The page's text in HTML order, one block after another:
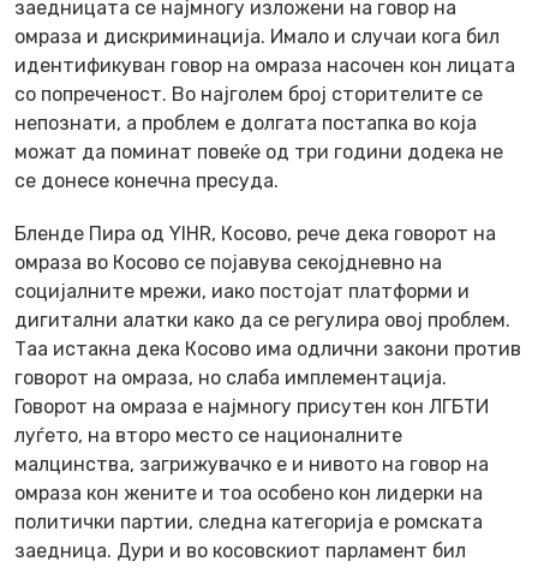
заедницата се најмногу изложени на говор на
омраза и дискриминација. Имало и случаи кога бил
идентификуван говор на омраза насочен кон лицата
со попреченост. Во најголем број сторителите се
непознати, а проблем е долгата постапка во која
можат да поминат повеќе од три години додека не
се донесе конечна пресуда.
Бленде Пира од YIHR, Косово, рече дека говорот на
омраза во Косово се појавува секојдневно на
социјалните мрежи, иако постојат платформи и
дигитални алатки како да се регулира овој проблем.
Таа истакна дека Косово има одлични закони против
говорот на омраза, но слаба имплементација.
Говорот на омраза е најмногу присутен кон ЛГБТИ
луѓето, на второ место се националните
малцинства, загрижувачко е и нивото на говор на
омраза кон жените и тоа особено кон лидерки на
политички партии, следна категорија е ромската
заедница. Дури и во косовскиот парламент бил